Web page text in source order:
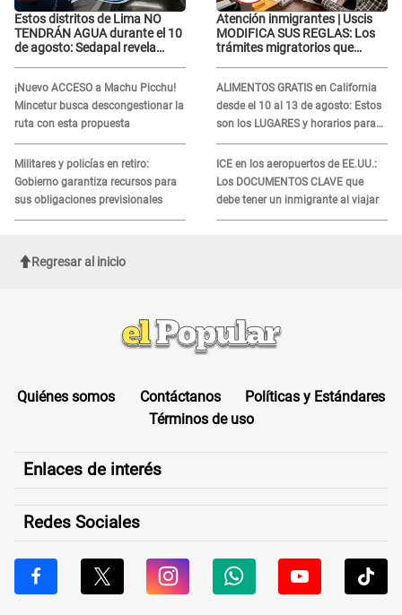
Estos distritos de Lima NO
TENDRÁN AGUA durante el 10
de agosto: Sedapal revela
¡Nuevo ACCESO a Machu Picchu!
Mincetur busca descongestionar la
ruta con esta propuesta
Militares y policías en retiro:
Gobierno garantiza recursos para
sus obligaciones previsionales
Atención inmigrantes | Uscis
MODIFICA SUS REGLAS: Los
trámites migratorios que
ALIMENTOS GRATIS en California
desde el 10 al 13 de agosto: Estos
son los LUGARES y horarios para
recibir la ayuda
ICE en los aeropuertos de EE.UU.:
Los DOCUMENTOS CLAVE que
debe tener un inmigrante al viajar
Regresar al inicio
Quiénes somos Contáctanos
Políticas y Estándares
Términos de uso
Enlaces de interés
Redes Sociales